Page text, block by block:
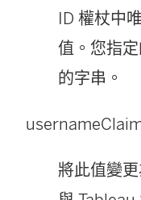
ID 權杖中
值。您指
的字串。
將此值變